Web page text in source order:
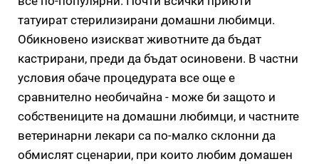
татуират стерилизирани домашни любимци.
Обикновено изискват животните да бъдат
кастрирани, преди да бъдат осиновени. В частни
условия обаче процедурата все още е
сравнително необичайна - може би защото и
собствениците на домашни любимци, и частните
ветеринарни лекари са по-малко склонни да
обмислят сценарии, при които любим домашен